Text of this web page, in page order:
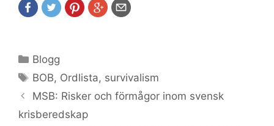
Kategorier
Blogg
Etiketter
BOB, Ordlista, survivalism
MSB: Risker och förmågor inom svensk
krisberedskap